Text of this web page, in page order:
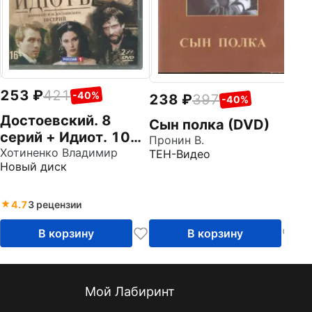
253 421 -40%
Достоевский. 8
серий + Идиот. 10
серий (2DVD)
Хотиненко Владимир
Новый диск
4.73 рецензии
В корзину
238 397 -40%
Сын полка (DVD)
Пронин В.
ТЕН-Видео
В корзину
Мой Лабиринт